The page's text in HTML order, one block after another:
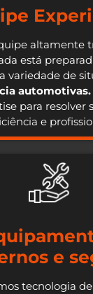
altamente
está
variedade de
automotivas.
para resolver
e
e
tecnologia